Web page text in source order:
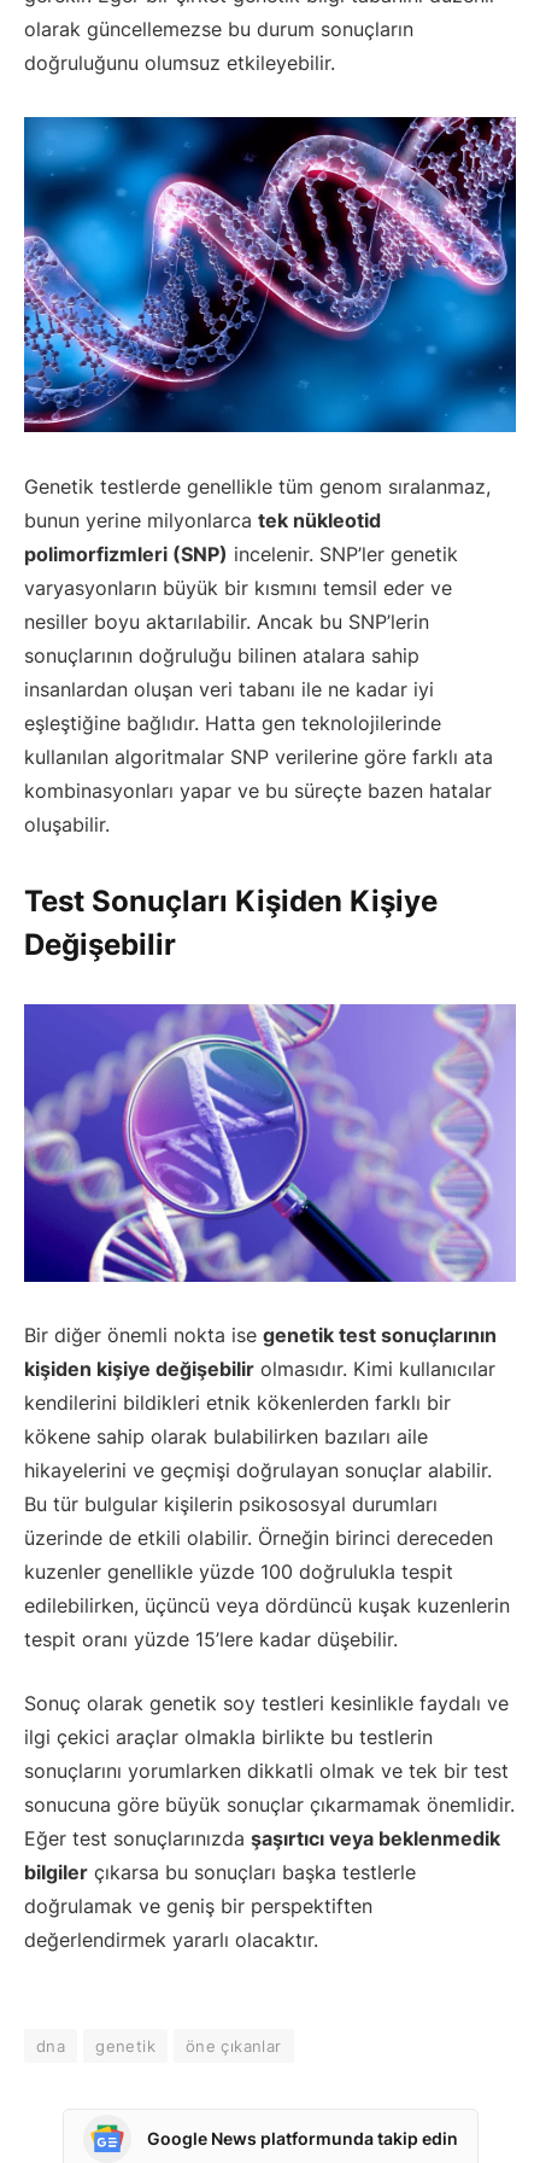
olarak güncellemezse bu durum sonuçların
doğruluğunu olumsuz etkileyebilir.
Genetik testlerde genellikle tüm genom sıralanmaz,
bunun yerine milyonlarca tek nükleotid
polimorfizmleri (SNP) incelenir. SNP’ler genetik
varyasyonların büyük bir kısmını temsil eder ve
nesiller boyu aktarılabilir. Ancak bu SNP’lerin
sonuçlarının doğruluğu bilinen atalara sahip
insanlardan oluşan veri tabanı ile ne kadar iyi
eşleştiğine bağlıdır. Hatta gen teknolojilerinde
kullanılan algoritmalar SNP verilerine göre farklı ata
kombinasyonları yapar ve bu süreçte bazen hatalar
oluşabilir.
Test Sonuçları Kişiden Kişiye
Değişebilir
Bir diğer önemli nokta ise genetik test sonuçlarının
kişiden kişiye değişebilir olmasıdır. Kimi kullanıcılar
kendilerini bildikleri etnik kökenlerden farklı bir
kökene sahip olarak bulabilirken bazıları aile
hikayelerini ve geçmişi doğrulayan sonuçlar alabilir.
Bu tür bulgular kişilerin psikososyal durumları
üzerinde de etkili olabilir. Örneğin birinci dereceden
kuzenler genellikle yüzde 100 doğrulukla tespit
edilebilirken, üçüncü veya dördüncü kuşak kuzenlerin
tespit oranı yüzde 15’lere kadar düşebilir.
Sonuç olarak genetik soy testleri kesinlikle faydalı ve
ilgi çekici araçlar olmakla birlikte bu testlerin
sonuçlarını yorumlarken dikkatli olmak ve tek bir test
sonucuna göre büyük sonuçlar çıkarmamak önemlidir.
Eğer test sonuçlarınızda şaşırtıcı veya beklenmedik
bilgiler çıkarsa bu sonuçları başka testlerle
doğrulamak ve geniş bir perspektiften
değerlendirmek yararlı olacaktır.
dna genetik öne çıkanlar
Google News platformunda takip edin